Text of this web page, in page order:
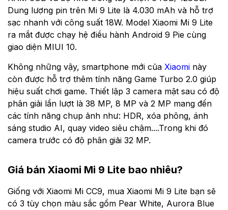
Dung lượng pin trên Mi 9 Lite là 4.030 mAh và hỗ trợ
sạc nhanh với công suất 18W. Model Xiaomi Mi 9 Lite
ra mắt được chạy hệ điều hành Android 9 Pie cùng
giao diện MIUI 10.
Không những vậy, smartphone mới của Xiaomi này
còn được hỗ trợ thêm tính năng Game Turbo 2.0 giúp
hiệu suất chơi game. Thiết lập 3 camera mặt sau có độ
phân giải lần lượt là 38 MP, 8 MP và 2 MP mang đến
các tính năng chụp ảnh như: HDR, xóa phông, ánh
sáng studio AI, quay video siêu chậm....Trong khi đó
camera trước có độ phân giải 32 MP.
Giá bán Xiaomi Mi 9 Lite bao nhiêu?
Giống với Xiaomi Mi CC9, mua Xiaomi Mi 9 Lite bạn sẽ
có 3 tùy chọn màu sắc gồm Pear White, Aurora Blue